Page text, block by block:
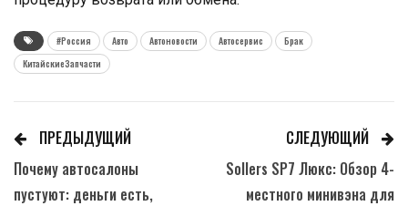
#Россия Авто Автоновости Автосервис
Брак
КитайскиеЗапчасти
ПРЕДЫДУЩИЙ
Почему автосалоны
пустуют: деньги есть,
СЛЕДУЮЩИЙ
Sollers SP7 Люкс: Обзор 4-
местного минивэна для